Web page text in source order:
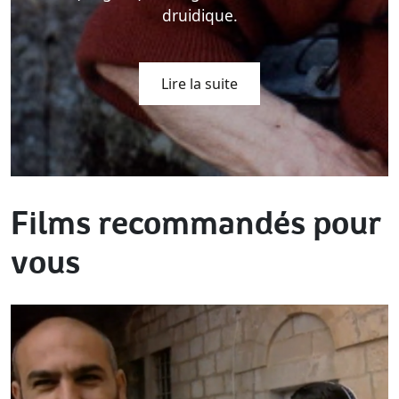
druidique.
Lire la suite
Films recommandés pour
vous